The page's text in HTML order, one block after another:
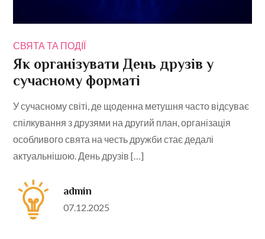
СВЯТА ТА ПОДІЇ
Як організувати День друзів у
сучасному форматі
У сучасному світі, де щоденна метушня часто відсуває
спілкування з друзями на другий план, організація
особливого свята на честь дружби стає дедалі
актуальнішою. День друзів […]
admin
Posted
07.12.2025